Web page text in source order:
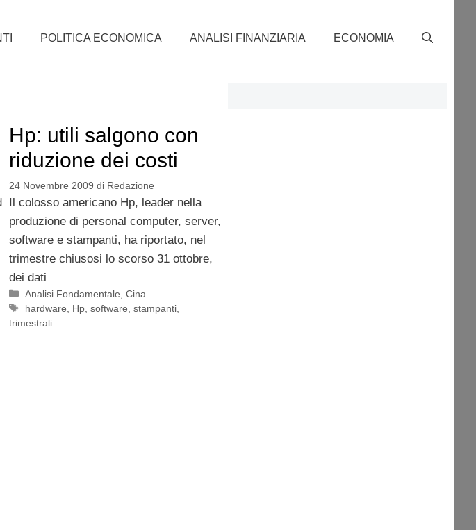
POLITICA ECONOMICA ANALISI FINANZIARIA ECONOMIA
Hp: utili salgono con
riduzione dei costi
24 Novembre 2009 di Redazione
Il colosso americano Hp, leader nella
produzione di personal computer, server,
software e stampanti, ha riportato, nel
trimestre chiusosi lo scorso 31 ottobre,
dei dati
Categorie
Analisi Fondamentale ,Cina
Tag
hardware Hp ,software ,stampanti
trimestrali